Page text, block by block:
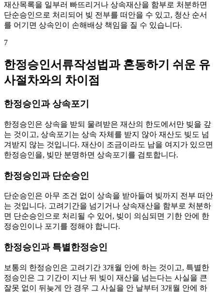
재산목록을 일부러 빠뜨리거나 상속재산을 함부로 처분하면
단순승인으로 처리되어 빚 전부를 떠안을 수 있고, 청산 순서
를 어기면 상속인이 손해배상 책임을 질 수 있습니다.
7
한정승인서류작성법과 혼동하기 쉬운 유
사절차와의 차이점
한정승인과 상속포기
한정승인은 상속을 받되 물려받은 재산의 한도에서만 빚을 갚
는 것이고, 상속포기는 상속 자체를 받지 않아 재산도 빚도 넘
겨받지 않는 것입니다. 재산이 조금이라도 남을 여지가 있으면
한정승인을, 빚만 분명하면 상속포기를 검토합니다.
한정승인과 단순승인
단순승인은 아무 조건 없이 상속을 받아들여 빚까지 전부 떠안
는 것입니다. 고려기간을 넘기거나 상속재산을 함부로 처분하
면 단순승인으로 처리될 수 있어, 빚이 의심되면 기한 안에 한
정승인이나 포기를 정해야 합니다.
한정승인과 특별한정승인
보통의 한정승인은 고려기간 3개월 안에 하는 것이고, 특별한
정승인은 그 기간이 지난 뒤 빚이 재산을 넘는다는 사실을 큰
잘못 없이 뒤늦게 안 경우 그 사실을 안 날부터 3개월 안에 하